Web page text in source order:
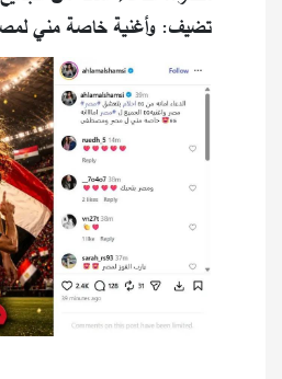
تضيف: وأغنية خاصة مني